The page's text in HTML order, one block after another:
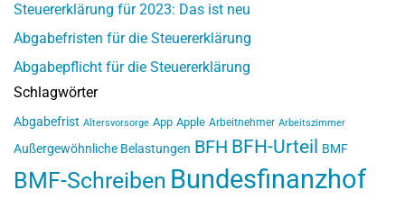
Steuererklärung für 2023: Das ist neu
Abgabefristen für die Steuererklärung
Abgabepflicht für die Steuererklärung
Schlagwörter
Abgabefrist Altersvorsorge App Apple Arbeitnehmer Arbeitszimmer
Außergewöhnliche Belastungen BFH BFH-Urteil BMF
BMF-Schreiben Bundesfinanzhof